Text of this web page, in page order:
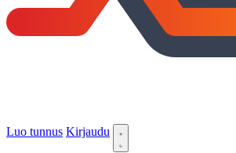
Luo tunnus Kirjaudu